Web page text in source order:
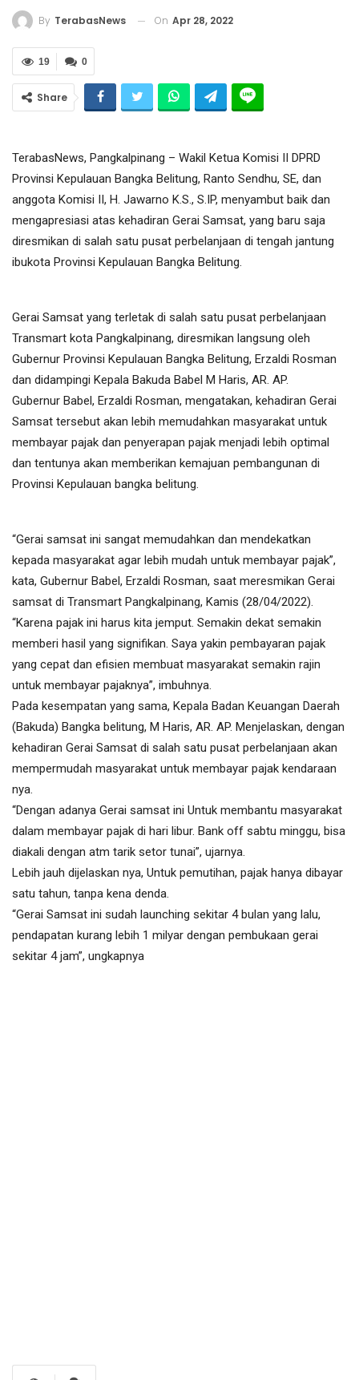
By TerabasNews On Apr 28, 2022
0
19
Share
TerabasNews, Pangkalpinang – Wakil Ketua Komisi II DPRD
Provinsi Kepulauan Bangka Belitung, Ranto Sendhu, SE, dan
anggota Komisi II, H. Jawarno K.S., S.IP, menyambut baik dan
mengapresiasi atas kehadiran Gerai Samsat, yang baru saja
diresmikan di salah satu pusat perbelanjaan di tengah jantung
ibukota Provinsi Kepulauan Bangka Belitung.
Gerai Samsat yang terletak di salah satu pusat perbelanjaan
Transmart kota Pangkalpinang, diresmikan langsung oleh
Gubernur Provinsi Kepulauan Bangka Belitung, Erzaldi Rosman
dan didampingi Kepala Bakuda Babel M Haris, AR. AP.
Gubernur Babel, Erzaldi Rosman, mengatakan, kehadiran Gerai
Samsat tersebut akan lebih memudahkan masyarakat untuk
membayar pajak dan penyerapan pajak menjadi lebih optimal
dan tentunya akan memberikan kemajuan pembangunan di
Provinsi Kepulauan bangka belitung.
“Gerai samsat ini sangat memudahkan dan mendekatkan
kepada masyarakat agar lebih mudah untuk membayar pajak”,
kata, Gubernur Babel, Erzaldi Rosman, saat meresmikan Gerai
samsat di Transmart Pangkalpinang, Kamis (28/04/2022).
“Karena pajak ini harus kita jemput. Semakin dekat semakin
memberi hasil yang signifikan. Saya yakin pembayaran pajak
yang cepat dan efisien membuat masyarakat semakin rajin
untuk membayar pajaknya”, imbuhnya.
Pada kesempatan yang sama, Kepala Badan Keuangan Daerah
(Bakuda) Bangka belitung, M Haris, AR. AP. Menjelaskan, dengan
kehadiran Gerai Samsat di salah satu pusat perbelanjaan akan
mempermudah masyarakat untuk membayar pajak kendaraan
nya.
“Dengan adanya Gerai samsat ini Untuk membantu masyarakat
dalam membayar pajak di hari libur. Bank off sabtu minggu, bisa
diakali dengan atm tarik setor tunai”, ujarnya.
Lebih jauh dijelaskan nya, Untuk pemutihan, pajak hanya dibayar
satu tahun, tanpa kena denda.
“Gerai Samsat ini sudah launching sekitar 4 bulan yang lalu,
pendapatan kurang lebih 1 milyar dengan pembukaan gerai
sekitar 4 jam”, ungkapnya